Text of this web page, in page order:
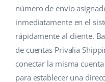
número de envío
inmediatamente en el
rápidamente al cliente.
de cuentas Privalia
conectar la misma
para establecer una